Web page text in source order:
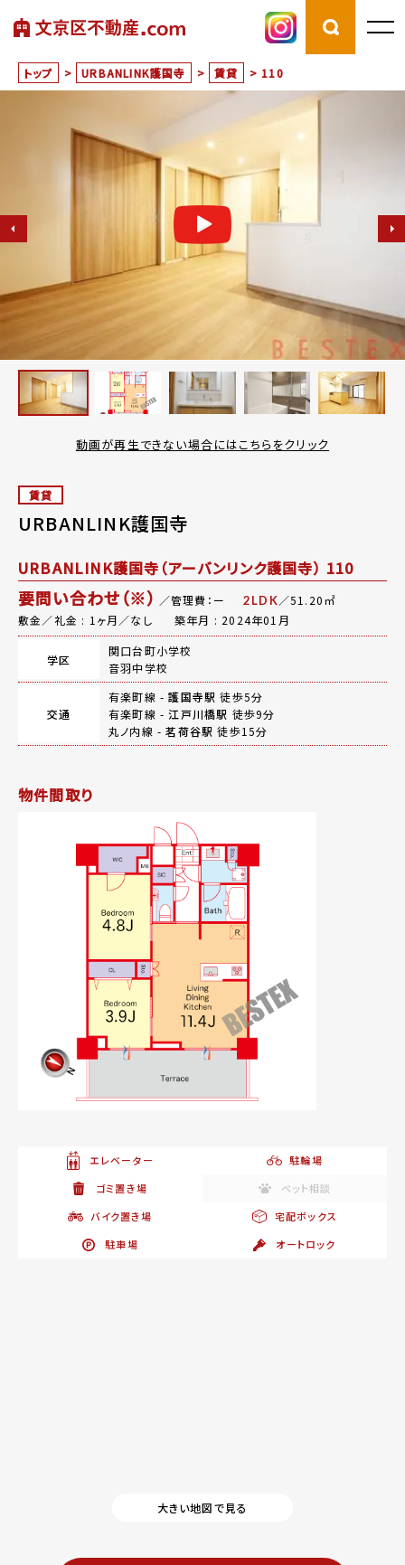
トップ > URBANLINK護国寺 > 賃貸 > 110
動画が再生できない場合にはこちらをクリック
賃貸
URBANLINK護国寺
URBANLINK護国寺（アーバンリンク護国寺） 110
要問い合わせ（※） ／管理費：ー 2LDK／51.20㎡
敷金／礼金 : 1ヶ月／なし
築年月 : 2024年01月
学区
関口台町小学校
音羽中学校
交通
有楽町線 -護国寺駅 徒歩5分
有楽町線 -江戸川橋駅 徒歩9分
丸ノ内線 -茗荷谷駅 徒歩15分
物件間取り
エレベーター
駐輪場
ゴミ置き場
ペット相談
バイク置き場
宅配ボックス
駐車場
オートロック
大きい地図で見る